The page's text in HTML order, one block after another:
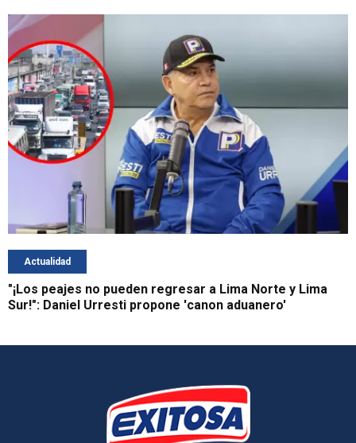
Actualidad
"¡Los peajes no pueden regresar a Lima Norte y Lima
Sur!": Daniel Urresti propone 'canon aduanero'